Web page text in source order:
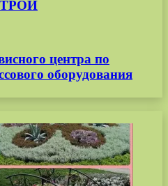
центра по
оборудования